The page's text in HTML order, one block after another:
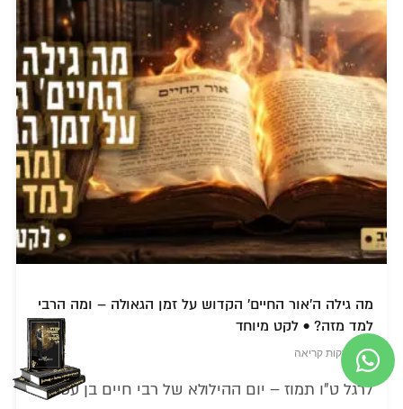
מה גילה ה'אור החיים' הקדוש על זמן הגאולה – ומה הרבי
למד מזה? • לקט מיוחד
8 דקות קריאה
לרגל ט"ו תמוז – יום ההילולא של רבי חיים בן עטר,